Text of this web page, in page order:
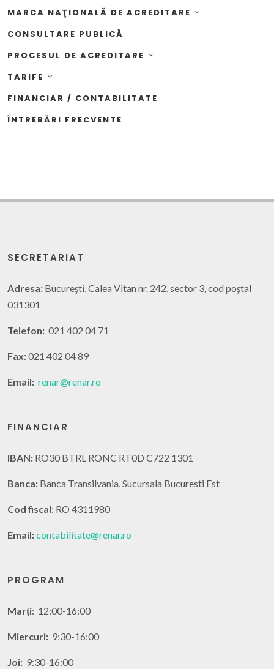
MARCA NAŢIONALĂ DE ACREDITARE
CONSULTARE PUBLICĂ
PROCESUL DE ACREDITARE
TARIFE
FINANCIAR / CONTABILITATE
ÎNTREBĂRI FRECVENTE
SECRETARIAT
Adresa: Bucureşti, Calea Vitan nr. 242, sector 3, cod poştal
031301
Telefon: 021 402 04 71
Fax:021 402 04 89
Email: renar@renar.ro
FINANCIAR
IBAN: RO30 BTRL RONC RT0D C722 1301
Banca: Banca Transilvania, Sucursala Bucuresti Est
Cod fiscal: RO 4311980
Email:contabilitate@renar.ro
PROGRAM
Marţi: 12:00-16:00
Miercuri: 9:30-16:00
Joi: 9:30-16:00